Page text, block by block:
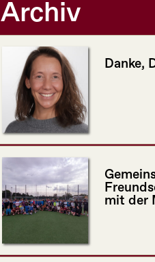
Archiv
Danke,
mit der